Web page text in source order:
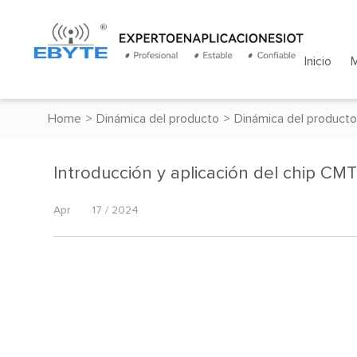
Inicio
Home > Dinámica del producto > Dinámica del producto
Introducción y aplicación del chip
Apr 17 / 2024